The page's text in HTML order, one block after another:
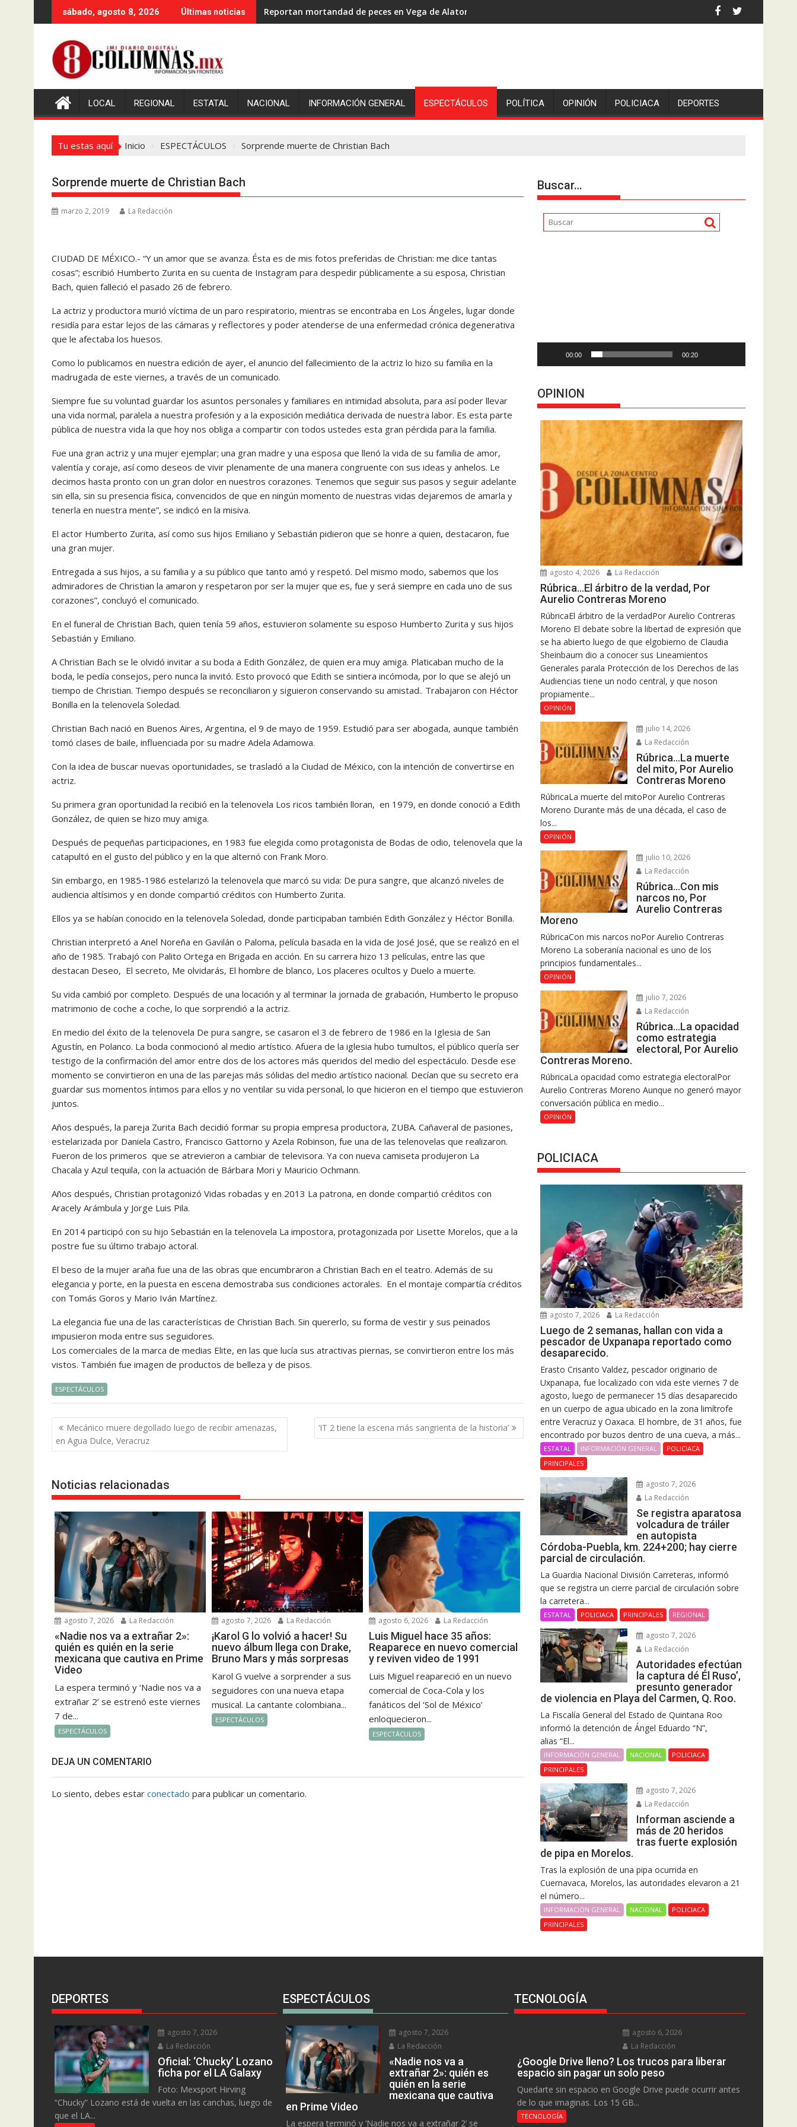
al
sábado, agosto 8, 2026 Últimas noticias Reportan mortandad de peces en Vega de Alatorre: pescadores piden escolleras para evitar nuevos casos
LOCAL REGIONAL ESTATAL NACIONAL INFORMACIÓN GENERAL ESPECTÁCULOS POLÍTICA OPINIÓN POLICIACA DEPORTES
Tu estas aquí Inicio ESPECTÁCULOS Sorprende muerte de Christian Bach
Sorprende muerte de Christian Bach
marzo 2, 2019 La Redacción
CIUDAD DE MÉXICO.- “Y un amor que se avanza. Ésta es de mis fotos preferidas de Christian: me dice tantas
cosas”; escribió Humberto Zurita en su cuenta de Instagram para despedir públicamente a su esposa, Christian
Bach, quien falleció el pasado 26 de febrero.
La actriz y productora murió víctima de un paro respiratorio, mientras se encontraba en Los Ángeles, lugar donde
residía para estar lejos de las cámaras y reflectores y poder atenderse de una enfermedad crónica degenerativa
que le afectaba los huesos.
Como lo publicamos en nuestra edición de ayer, el anuncio del fallecimiento de la actriz lo hizo su familia en la
madrugada de este viernes, a través de un comunicado.
Siempre fue su voluntad guardar los asuntos personales y familiares en intimidad absoluta, para así poder llevar
una vida normal, paralela a nuestra profesión y a la exposición mediática derivada de nuestra labor. Es esta parte
pública de nuestra vida la que hoy nos obliga a compartir con todos ustedes esta gran pérdida para la familia.
Fue una gran actriz y una mujer ejemplar; una gran madre y una esposa que llenó la vida de su familia de amor,
valentía y coraje, así como deseos de vivir plenamente de una manera congruente con sus ideas y anhelos. Le
decimos hasta pronto con un gran dolor en nuestros corazones. Tenemos que seguir sus pasos y seguir adelante
sin ella, sin su presencia física, convencidos de que en ningún momento de nuestras vidas dejaremos de amarla y
tenerla en nuestra mente”, se indicó en la misiva.
El actor Humberto Zurita, así como sus hijos Emiliano y Sebastián pidieron que se honre a quien, destacaron, fue
una gran mujer.
Entregada a sus hijos, a su familia y a su público que tanto amó y respetó. Del mismo modo, sabemos que los
admiradores de Christian la amaron y respetaron por ser la mujer que es, fue y será siempre en cada uno de sus
corazones”, concluyó el comunicado.
En el funeral de Christian Bach, quien tenía 59 años, estuvieron solamente su esposo Humberto Zurita y sus hijos
Sebastián y Emiliano.
A Christian Bach se le olvidó invitar a su boda a Edith González, de quien era muy amiga. Platicaban mucho de la
boda, le pedía consejos, pero nunca la invitó. Esto provocó que Edith se sintiera incómoda, por lo que se alejó un
tiempo de Christian. Tiempo después se reconciliaron y siguieron conservando su amistad.. Trabajaron con Héctor
Bonilla en la telenovela Soledad.
Christian Bach nació en Buenos Aires, Argentina, el 9 de mayo de 1959. Estudió para ser abogada, aunque también
tomó clases de baile, influenciada por su madre Adela Adamowa.
Con la idea de buscar nuevas oportunidades, se trasladó a la Ciudad de México, con la intención de convertirse en
actriz.
Su primera gran oportunidad la recibió en la telenovela Los ricos también lloran, en 1979, en donde conoció a Edith
González, de quien se hizo muy amiga.
Después de pequeñas participaciones, en 1983 fue elegida como protagonista de Bodas de odio, telenovela que la
catapultó en el gusto del público y en la que alternó con Frank Moro.
Sin embargo, en 1985-1986 estelarizó la telenovela que marcó su vida: De pura sangre, que alcanzó niveles de
audiencia altísimos y en donde compartió créditos con Humberto Zurita.
Ellos ya se habían conocido en la telenovela Soledad, donde participaban también Edith González y Héctor Bonilla.
Christian interpretó a Anel Noreña en Gavilán o Paloma, película basada en la vida de José José, que se realizó en el
año de 1985. Trabajó con Palito Ortega en Brigada en acción. En su carrera hizo 13 películas, entre las que
destacan Deseo, El secreto, Me olvidarás, El hombre de blanco, Los placeres ocultos y Duelo a muerte.
Su vida cambió por completo. Después de una locación y al terminar la jornada de grabación, Humberto le propuso
matrimonio de coche a coche, lo que sorprendió a la actriz.
En medio del éxito de la telenovela De pura sangre, se casaron el 3 de febrero de 1986 en la Iglesia de San
Agustín, en Polanco. La boda conmocionó al medio artístico. Afuera de la iglesia hubo tumultos, el público quería ser
testigo de la confirmación del amor entre dos de los actores más queridos del medio del espectáculo. Desde ese
momento se convirtieron en una de las parejas más sólidas del medio artístico nacional. Decían que su secreto era
guardar sus momentos íntimos para ellos y no ventilar su vida personal, lo que hicieron en el tiempo que estuvieron
juntos.
Años después, la pareja Zurita Bach decidió formar su propia empresa productora, ZUBA. Cañaveral de pasiones,
estelarizada por Daniela Castro, Francisco Gattorno y Azela Robinson, fue una de las telenovelas que realizaron.
Fueron de los primeros que se atrevieron a cambiar de televisora. Ya con nueva camiseta produjeron La
Chacala y Azul tequila, con la actuación de Bárbara Mori y Mauricio Ochmann.
Años después, Christian protagonizó Vidas robadas y en 2013 La patrona, en donde compartió créditos con
Aracely Arámbula y Jorge Luis Pila.
En 2014 participó con su hijo Sebastián en la telenovela La impostora, protagonizada por Lisette Morelos, que a la
postre fue su último trabajo actoral.
El beso de la mujer araña fue una de las obras que encumbraron a Christian Bach en el teatro. Además de su
elegancia y porte, en la puesta en escena demostraba sus condiciones actorales. En el montaje compartía créditos
con Tomás Goros y Mario Iván Martínez.
La elegancia fue una de las características de Christian Bach. Sin quererlo, su forma de vestir y sus peinados
impusieron moda entre sus seguidores.
Los comerciales de la marca de medias Elite, en las que lucía sus atractivas piernas, se convirtieron entre los más
vistos. También fue imagen de productos de belleza y de pisos.
ESPECTÁCULOS
Navegación
de
entradas
Mecánico muere degollado luego de recibir amenazas,
en Agua Dulce, Veracruz
‘IT 2 tiene la escena más sangrienta de la historia’
Noticias relacionadas
agosto 7, 2026 La Redacción
«Nadie nos va a extrañar 2»:
quién es quién en la serie
mexicana que cautiva en Prime
Video
La espera terminó y ‘Nadie nos va a
extrañar 2’ se estrenó este viernes
7 de...
ESPECTÁCULOS
agosto 7, 2026 La Redacción
¡Karol G lo volvió a hacer! Su
nuevo álbum llega con Drake,
Bruno Mars y más sorpresas
Karol G vuelve a sorprender a sus
seguidores con una nueva etapa
musical. La cantante colombiana...
ESPECTÁCULOS
agosto 6, 2026 La Redacción
Luis Miguel hace 35 años:
Reaparece en nuevo comercial
y reviven video de 1991
Luis Miguel reapareció en un nuevo
comercial de Coca-Cola y los
fanáticos del ‘Sol de México’
enloquecieron...
ESPECTÁCULOS
DEJA UN COMENTARIO
Lo siento, debes estar conectado para publicar un comentario.
Buscar…
00:00 00:20
OPINION
agosto 4, 2026 La Redacción
Rúbrica…El árbitro de la verdad, Por
Aurelio Contreras Moreno
RúbricaEl árbitro de la verdadPor Aurelio Contreras
Moreno El debate sobre la libertad de expresión que
se ha abierto luego de que elgobierno de Claudia
Sheinbaum dio a conocer sus Lineamientos
Generales parala Protección de los Derechos de las
Audiencias tiene un nodo central, y que noson
propiamente...
OPINIÓN
julio 14, 2026
La Redacción
Rúbrica…La muerte
del mito, Por Aurelio
Contreras Moreno
RúbricaLa muerte del mitoPor Aurelio Contreras
Moreno Durante más de una década, el caso de
los...
OPINIÓN
julio 10, 2026
La Redacción
Rúbrica…Con mis
narcos no, Por
Aurelio Contreras
Moreno
RúbricaCon mis narcos noPor Aurelio Contreras
Moreno La soberanía nacional es uno de los
principios fundamentales...
OPINIÓN
julio 7, 2026
La Redacción
Rúbrica…La opacidad
como estrategia
electoral, Por Aurelio
Contreras Moreno.
RúbricaLa opacidad como estrategia electoralPor
Aurelio Contreras Moreno Aunque no generó mayor
conversación pública en medio...
OPINIÓN
POLICIACA
agosto 7, 2026 La Redacción
Luego de 2 semanas, hallan con vida a
pescador de Uxpanapa reportado como
desaparecido.
Erasto Crisanto Valdez, pescador originario de
Uxpanapa, fue localizado con vida este viernes 7 de
agosto, luego de permanecer 15 días desaparecido
en un cuerpo de agua ubicado en la zona limítrofe
entre Veracruz y Oaxaca. El hombre, de 31 años, fue
encontrado por buzos dentro de una cueva, a más...
ESTATAL INFORMACIÓN GENERAL
POLICIACA
PRINCIPALES
agosto 7, 2026
La Redacción
Se registra aparatosa
volcadura de tráiler
en autopista
Córdoba-Puebla, km. 224+200; hay cierre
parcial de circulación.
La Guardia Nacional División Carreteras, informó
que se registra un cierre parcial de circulación sobre
la carretera...
ESTATAL POLICIACA PRINCIPALES REGIONAL
agosto 7, 2026
La Redacción
Autoridades efectúan
la captura dé Él Ruso’,
presunto generador
de violencia en Playa del Carmen, Q. Roo.
La Fiscalía General del Estado de Quintana Roo
informó la detención de Ángel Eduardo “N”,
alias “El...
INFORMACIÓN GENERAL NACIONAL
POLICIACA
PRINCIPALES
agosto 7, 2026
La Redacción
Informan asciende a
más de 20 heridos
tras fuerte explosión
de pipa en Morelos.
Tras la explosión de una pipa ocurrida en
Cuernavaca, Morelos, las autoridades elevaron a 21
el número...
INFORMACIÓN GENERAL NACIONAL
POLICIACA
PRINCIPALES
DEPORTES
agosto 7, 2026
La Redacción
Oficial: ‘Chucky’ Lozano
ficha por el LA Galaxy
Foto: Mexsport Hirving
“Chucky” Lozano está de vuelta en las canchas, luego de
que el LA...
ESPECTÁCULOS
agosto 7, 2026
La Redacción
«Nadie nos va a
extrañar 2»: quién es
quién en la serie
mexicana que cautiva
en Prime Video
La espera terminó y ‘Nadie nos va a extrañar 2’ se
TECNOLOGÍA
agosto 6, 2026
La Redacción
¿Google Drive lleno? Los trucos para liberar
espacio sin pagar un solo peso
Quedarte sin espacio en Google Drive puede ocurrir antes
de lo que imaginas. Los 15 GB...
TECNOLOGÍA